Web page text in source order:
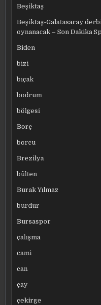
Beşiktaş
Beşiktaş-Galatasaray
oynanacak – Son Dakika
Biden
bizi
bıçak
bodrum
bölgesi
Borç
borcu
Brezilya
bülten
Burak Yılmaz
burdur
Bursaspor
çalışma
cami
can
çay
çekirge